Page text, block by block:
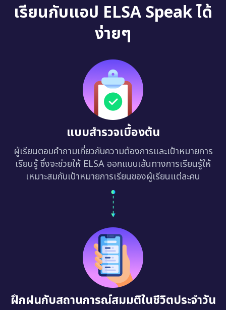
เรียนกับแอป ELSA Speak ได้
ง่ายๆ
แบบสำรวจเบื้องต้น
ผู้เรียนตอบคำถามเกี่ยวกับความต้องการและเป้าหมายการ
เรียนรู้ ซึ่งจะช่วยให้ ELSA ออกแบบเส้นทางการเรียนรู้ให้
เหมาะสมกับเป้าหมายการเรียนของผู้เรียนแต่ละคน
ฝึกฝนกับสถานการณ์สมมติในชีวิตประจำวัน